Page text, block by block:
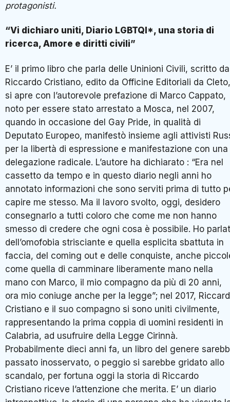
protagonisti.
“Vi dichiaro uniti, Diario LGBTQI*, una storia di
ricerca, Amore e diritti civili”
E’ il primo libro che parla delle Uninioni Civili, scritto da
Riccardo Cristiano, edito da Officine Editoriali da Cleto,
si apre con l’autorevole prefazione di Marco Cappato,
noto per essere stato arrestato a Mosca, nel 2007,
quando in occasione del Gay Pride, in qualità di
Deputato Europeo, manifestò insieme agli attivisti
per la libertà di espressione e manifestazione con una
delegazione radicale. L’autore ha dichiarato : “Era nel
cassetto da tempo e in questo diario negli anni ho
annotato informazioni che sono serviti prima di tutto
capire me stesso. Ma il lavoro svolto, oggi, desidero
consegnarlo a tutti coloro che come me non hanno
smesso di credere che ogni cosa è possibile. Ho
dell’omofobia strisciante e quella esplicita sbattuta in
faccia, del coming out e delle conquiste, anche
come quella di camminare liberamente mano nella
mano con Marco, il mio compagno da più di 20 anni,
ora mio coniuge anche per la legge”; nel 2017,
Cristiano e il suo compagno si sono uniti civilmente,
rappresentando la prima coppia di uomini residenti in
Calabria, ad usufruire della Legge Cirinnà.
Probabilmente dieci anni fa, un libro del genere
passato inosservato, o peggio si sarebbe gridato allo
scandalo, per fortuna oggi la storia di Riccardo
Cristiano riceve l’attenzione che merita. E’ un diario